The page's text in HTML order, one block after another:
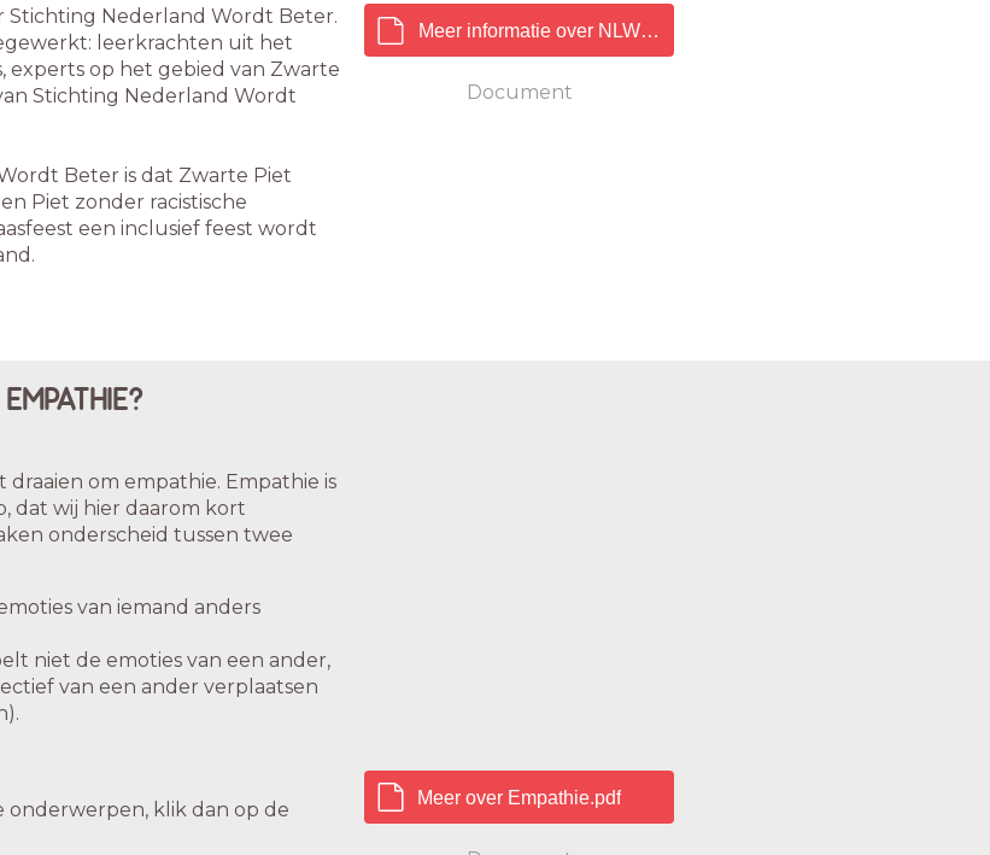
Stichting Nederland Wordt Beter.
leerkrachten uit het
experts op het gebied van Zwarte
Stichting Nederland Wordt
Beter is dat Zwarte Piet
Piet zonder racistische
een inclusief feest wordt
Meer informatie over NLWB.pdf
Document
om empathie. Empathie is
dat wij hier daarom kort
onderscheid tussen twee
van iemand anders
niet de emoties van een ander,
van een ander verplaatsen
onderwerpen, klik dan op de
Meer over Empathie.pdf